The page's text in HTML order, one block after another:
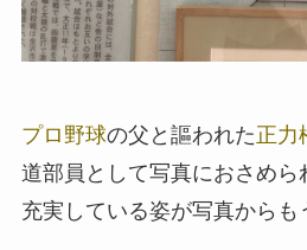
プロ野球の父と謳われた正力
道部員として写真におさめら
充実している姿が写真からも